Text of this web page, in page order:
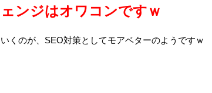
ンジはオワコンですｗ
くのが、SEO対策としてモアベターのようですｗ